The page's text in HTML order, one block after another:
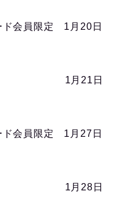
ド会員限定 1 月 20 日
開 1 月 21 日
ド会員限定 1 月 27 日
開 1 月 28 日